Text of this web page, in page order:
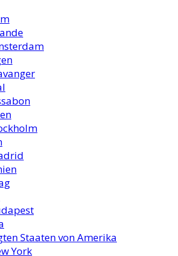
Staaten von Amerika
York